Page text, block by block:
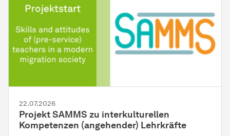
22.07.2026
Projekt SAMMS zu interkulturellen
Kompetenzen (angehender) Lehrkräfte